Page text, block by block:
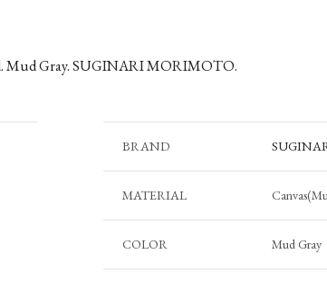
Mud Gray. SUGINARI MORIMOTO.
BRAND
MATERIAL
COLOR Mud Gray